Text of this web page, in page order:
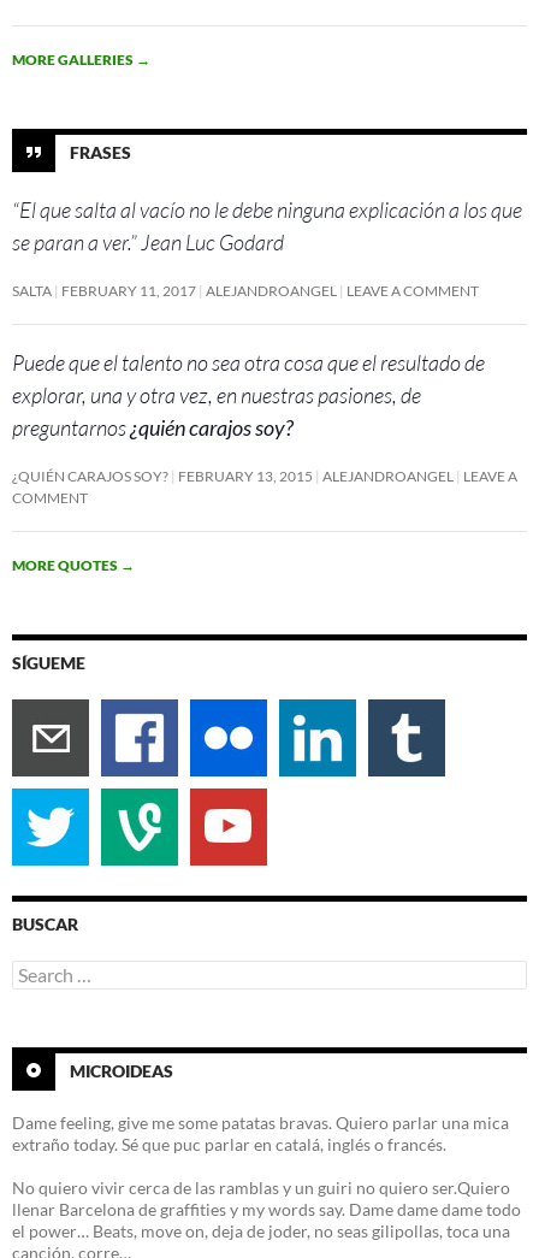
MORE GALLERIES →
FRASES
“El que salta al vacío no le debe ninguna explicación a los que
se paran a ver.” Jean Luc Godard
SALTA FEBRUARY 11, 2017 ALEJANDROANGEL LEAVE A COMMENT
Puede que el talento no sea otra cosa que el resultado de
explorar, una y otra vez, en nuestras pasiones, de
preguntarnos¿quién carajos soy?
¿QUIÉN CARAJOS SOY? FEBRUARY 13, 2015 ALEJANDROANGEL
LEAVE A
COMMENT
MORE QUOTES →
SÍGUEME
BUSCAR
Search
for:
MICROIDEAS
Dame feeling, give me some patatas bravas. Quiero parlar una mica
extraño today. Sé que puc parlar en catalá, inglés o francés.
No quiero vivir cerca de las ramblas y un guiri no quiero ser.Quiero
llenar Barcelona de graffities y my words say. Dame dame dame todo
el power… Beats, move on, deja de joder, no seas gilipollas, toca una
canción, corre…